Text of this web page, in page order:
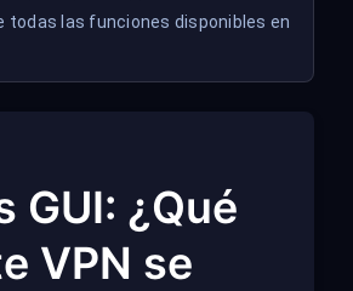
todas las funciones disponibles en
GUI: ¿Qué
VPN se